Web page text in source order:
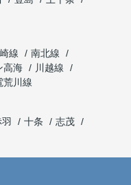
線
南北線
高海
川越線
荒川線
十条
志茂